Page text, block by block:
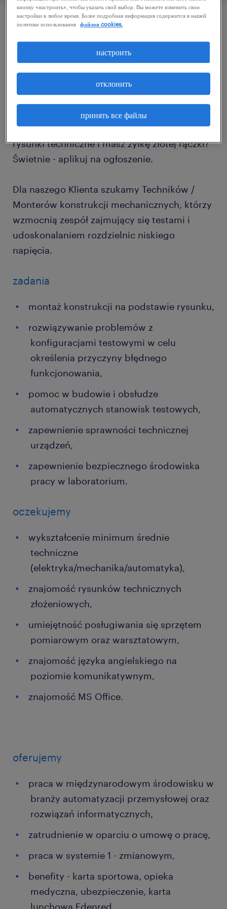
się realizacją testów w laboratorium
elektrycznym?
Masz wykształcenie techniczne, czytasz
rysunki techniczne i masz żyłkę złotej rączki?
Świetnie - aplikuj na ogłoszenie.
Dla naszego Klienta szukamy Techników /
Monterów konstrukcji mechanicznych, którzy
wzmocnią zespół zajmujący się testami i
udoskonalaniem rozdzielnic niskiego
napięcia.
zadania
montaż konstrukcji na podstawie rysunku,
rozwiązywanie problemów z
konfiguracjami testowymi w celu
określenia przyczyny błędnego
funkcjonowania,
pomoc w budowie i obsłudze
automatycznych stanowisk testowych,
zapewnienie sprawności technicznej
urządzeń,
zapewnienie bezpiecznego środowiska
pracy w laboratorium.
oczekujemy
wykształcenie minimum średnie
techniczne
(elektryka/mechanika/automatyka),
znajomość rysunków technicznych
złożeniowych,
umiejętność posługiwania się sprzętem
pomiarowym oraz warsztatowym,
znajomość języka angielskiego na
poziomie komunikatywnym,
znajomość MS Office.
oferujemy
praca w międzynarodowym środowisku w
branży automatyzacji przemysłowej oraz
rozwiązań informatycznych,
zatrudnienie w oparciu o umowę o pracę,
praca w systemie 1 - zmianowym,
benefity - karta sportowa, opieka
medyczna, ubezpieczenie, karta
lunchowa Edenred.
кнопку «настроить», чтобы указать свой выбор. Вы можете изменить свои
настройки в любое время. Более подробная информация содержится в нашей
политике использования
файлов cookies.
принять все файлы
отклонить
настроить